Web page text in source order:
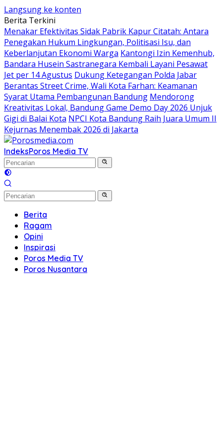
Langsung ke konten
Berita Terkini
Menakar Efektivitas Sidak Pabrik Kapur Citatah: Antara
Penegakan Hukum Lingkungan, Politisasi Isu, dan
Keberlanjutan Ekonomi Warga Kantongi Izin Kemenhub,
Bandara Husein Sastranegara Kembali Layani Pesawat
Jet per 14 Agustus Dukung Ketegangan Polda Jabar
Berantas Street Crime, Wali Kota Farhan: Keamanan
Syarat Utama Pembangunan Bandung Mendorong
Kreativitas Lokal, Bandung Game Demo Day 2026 Unjuk
Gigi di Balai Kota NPCI Kota Bandung Raih Juara Umum II
Kejurnas Menembak 2026 di Jakarta
IndeksPoros Media TV
Berita
Ragam
Opini
Inspirasi
Poros Media TV
Poros Nusantara